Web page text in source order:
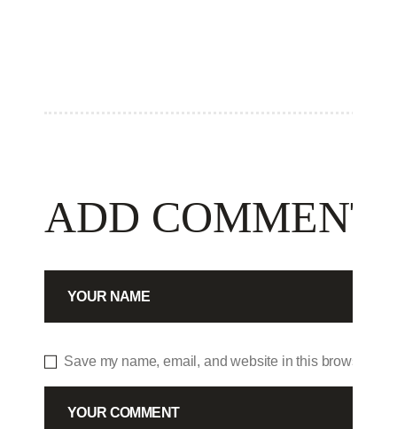
ADD COMMENT
Save my name, email, and website in this browser for